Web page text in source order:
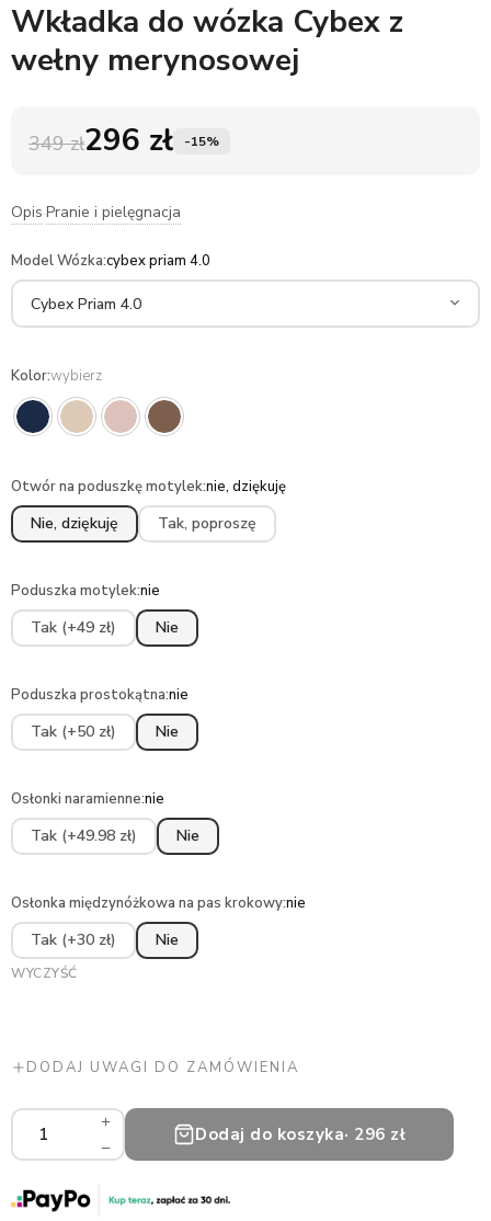
Wkładka do wózka Cybex z
wełny merynosowej
349zł296 zł -15%
Opis·Pranie i pielęgnacja
Model Wózka:cybex priam 4.0
Kolor:wybierz
Otwór na poduszkę motylek:nie, dziękuję
Nie, dziękuję Tak, poproszę
Poduszka motylek:nie
Tak (+49 zł) Nie
Poduszka prostokątna:nie
Tak (+50 zł) Nie
Osłonki naramienne:nie
Tak (+49.98 zł) Nie
Osłonka międzynóżkowa na pas krokowy:nie
Tak (+30 zł) Nie
WYCZYŚĆ
DODAJ UWAGI DO ZAMÓWIENIA
Wkładka
wózka
Cybex
z
Dodaj do koszyka· 296 zł